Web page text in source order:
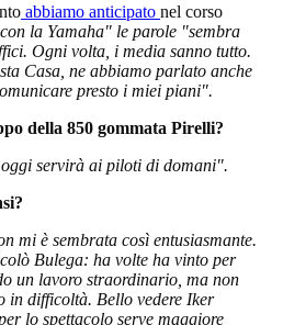
abbiamo anticipato nel corso
la Yamaha" le parole "sembra
Ogni volta, i media sanno tutto.
Casa, ne abbiamo parlato anche
presto i miei piani".
della 850 gommata Pirelli?
servirà ai piloti di domani".
mi è sembrata così entusiasmante.
Bulega: ha volte ha vinto per
un lavoro straordinario, ma non
in difficoltà. Bello vedere Iker
lo spettacolo serve maggiore